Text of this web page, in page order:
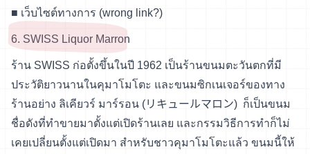
■ เว็บไซต์ทางการ (wrong link?)
6. SWISS Liquor Marron
ร้าน SWISS ก่อตั้งขึ้นในปี 1962 เป็นร้านขนมตะวันตกที่มี
ประวัติยาวนานในคุมาโมโตะ และขนมซิกเนเจอร์ของทาง
ร้านอย่าง ลิเคียวร์ มาร์รอน (リキュールマロン) ก็เป็นขนม
ชื่อดังที่ทำขายมาตั้งแต่เปิดร้านเลย และกรรมวิธีการทำก็ไม่
เคยเปลี่ยนตั้งแต่เปิดมา สำหรับชาวคุมาโมโตะแล้ว ขนมนี้ให้